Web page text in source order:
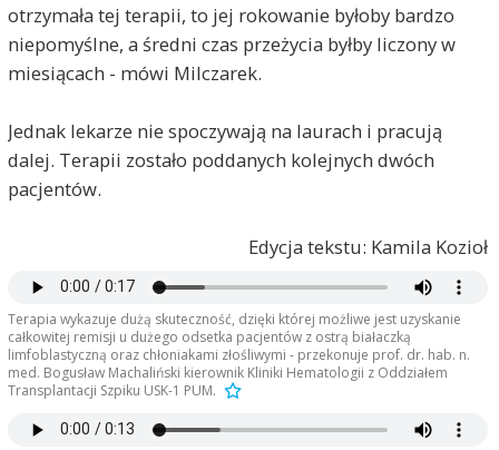
otrzymała tej terapii, to jej rokowanie byłoby bardzo
niepomyślne, a średni czas przeżycia byłby liczony w
miesiącach - mówi Milczarek.
Jednak lekarze nie spoczywają na laurach i pracują
dalej. Terapii zostało poddanych kolejnych dwóch
pacjentów.
Edycja tekstu: Kamila Kozioł
Terapia wykazuje dużą skuteczność, dzięki której możliwe jest uzyskanie
całkowitej remisji u dużego odsetka pacjentów z ostrą białaczką
limfoblastyczną oraz chłoniakami złośliwymi - przekonuje prof. dr. hab. n.
med. Bogusław Machaliński kierownik Kliniki Hematologii z Oddziałem
Transplantacji Szpiku USK-1 PUM.